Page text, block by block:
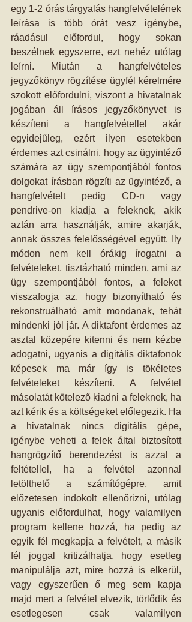
egy 1-2 órás tárgyalás hangfelvételének
leírása is több órát vesz igénybe,
ráadásul előfordul, hogy sokan
beszélnek egyszerre, ezt nehéz utólag
leírni. Miután a hangfelvételes
jegyzőkönyv rögzítése ügyfél kérelmére
szokott előfordulni, viszont a hivatalnak
jogában áll írásos jegyzőkönyvet is
készíteni a hangfelvétellel akár
egyidejűleg, ezért ilyen esetekben
érdemes azt csinálni, hogy az ügyintéző
számára az ügy szempontjából fontos
dolgokat írásban rögzíti az ügyintéző, a
hangfelvételt pedig CD-n vagy
pendrive-on kiadja a feleknek, akik
aztán arra használják, amire akarják,
annak összes felelősségével együtt. Ily
módon nem kell órákig írogatni a
felvételeket, tisztázható minden, ami az
ügy szempontjából fontos, a feleket
visszafogja az, hogy bizonyítható és
rekonstruálható amit mondanak, tehát
mindenki jól jár. A diktafont érdemes az
asztal közepére kitenni és nem kézbe
adogatni, ugyanis a digitális diktafonok
képesek ma már így is tökéletes
felvételeket készíteni. A felvétel
másolatát kötelező kiadni a feleknek, ha
azt kérik és a költségeket előlegezik. Ha
a hivatalnak nincs digitális gépe,
igénybe veheti a felek által biztosított
hangrögzítő berendezést is azzal a
feltétellel, ha a felvétel azonnal
letölthető a számítógépre, amit
előzetesen indokolt ellenőrizni, utólag
ugyanis előfordulhat, hogy valamilyen
program kellene hozzá, ha pedig az
egyik fél megkapja a felvételt, a másik
fél joggal kritizálhatja, hogy esetleg
manipulálja azt, mire hozzá is elkerül,
vagy egyszerűen ő meg sem kapja
majd mert a felvétel elvezik, törlődik és
esetlegesen csak valamilyen